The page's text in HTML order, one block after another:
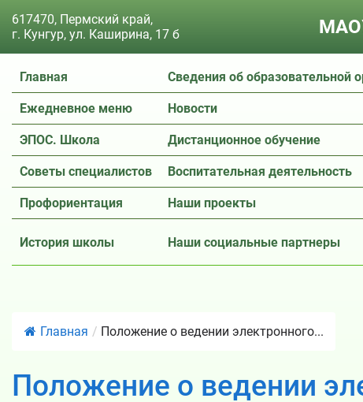
617470, Пермский край,
г. Кунгур, ул. Каширина, 17 б
Главная Сведения об образовательной
Ежедневное меню Новости
ЭПОС. Школа Дистанционное обучение
Советы специалистов Воспитательная деятельность
Профориентация Наши проекты
История школы Наши социальные партнеры
Главная / Положение о ведении электронного...
Положение о ведении